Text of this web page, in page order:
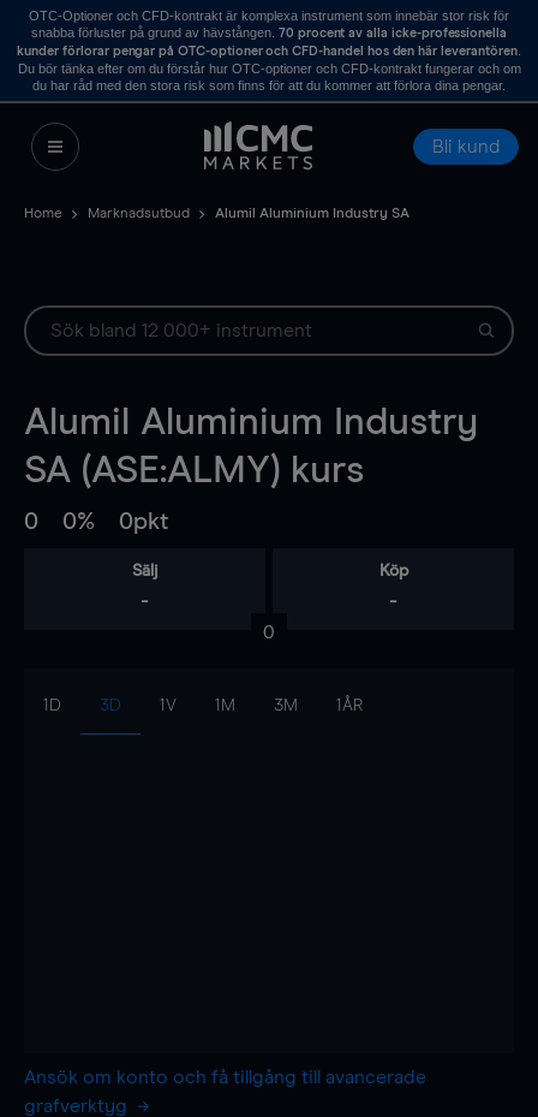
OTC-Optioner och CFD-kontrakt är komplexa instrument som innebär stor risk för
snabba förluster på grund av hävstången. 70 procent av alla icke-professionella
kunder förlorar pengar på OTC-optioner och CFD-handel hos den här leverantören.
Du bör tänka efter om du förstår hur OTC-optioner och CFD-kontrakt fungerar och om
du har råd med den stora risk som finns för att du kommer att förlora dina pengar.
Bli kund
Home Marknadsutbud Alumil Aluminium Industry SA
Alumil Aluminium Industry
SA (ASE:ALMY) kurs
0 0% 0pkt
Sälj
-
Köp
-
0
1D 3D 1V 1M 3M 1ÅR
Ansök om konto och få tillgång till avancerade
grafverktyg